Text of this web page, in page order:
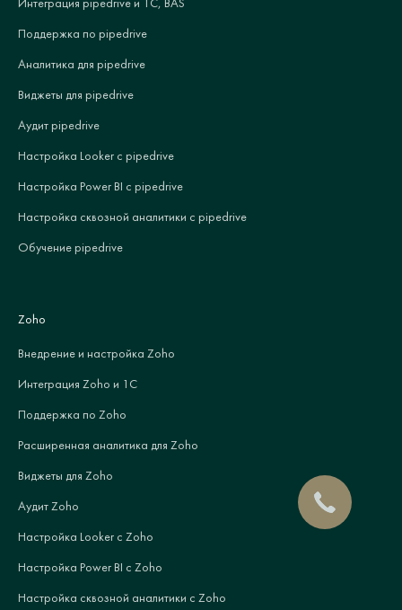
Поддержка по pipedrive
Аналитика для pipedrive
Виджеты для pipedrive
Аудит pipedrive
Настройка Looker с pipedrive
Настройка Power BI с pipedrive
Настройка сквозной аналитики с pipedrive
Обучение pipedrive
Zoho
Внедрение и настройка Zoho
Интеграция Zoho и 1С
Поддержка по Zoho
Расширенная аналитика для Zoho
Виджеты для Zoho
Аудит Zoho
Настройка Looker с Zoho
Настройка Power BI с Zoho
Настройка сквозной аналитики с Zoho